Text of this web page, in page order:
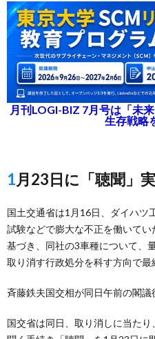
月刊LOGI-BIZ 7月号は「未
生存戦略
1月23日に「聴聞」
国土交通省は1月16日、ダイハツ
試験などで膨大な不正を働いて
基づき、同社の3車種について、
取り消す行政処分を科す方向で最
斉藤鉄夫国交相が同日午前の閣議
国交省は同日、取り消しに当た